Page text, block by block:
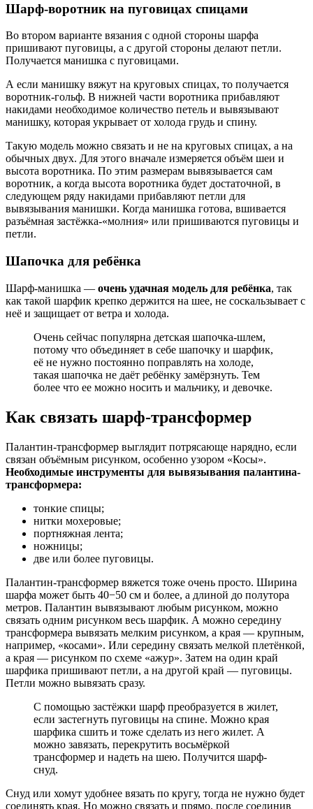
Шарф-воротник на пуговицах спицами
Во втором варианте вязания с одной стороны шарфа
пришивают пуговицы, а с другой стороны делают петли.
Получается манишка с пуговицами.
А если манишку вяжут на круговых спицах, то получается
воротник-гольф. В нижней части воротника прибавляют
накидами необходимое количество петель и вывязывают
манишку, которая укрывает от холода грудь и спину.
Такую модель можно связать и не на круговых спицах, а на
обычных двух. Для этого вначале измеряется объём шеи и
высота воротника. По этим размерам вывязывается сам
воротник, а когда высота воротника будет достаточной, в
следующем ряду накидами прибавляют петли для
вывязывания манишки. Когда манишка готова, вшивается
разъёмная застёжка-«молния» или пришиваются пуговицы и
петли.
Шапочка для ребёнка
Шарф-манишка — очень удачная модель для ребёнка, так
как такой шарфик крепко держится на шее, не соскальзывает с
неё и защищает от ветра и холода.
Очень сейчас популярна детская шапочка-шлем,
потому что объединяет в себе шапочку и шарфик,
её не нужно постоянно поправлять на холоде,
такая шапочка не даёт ребёнку замёрзнуть. Тем
более что ее можно носить и мальчику, и девочке.
Как связать шарф-трансформер
Палантин-трансформер выглядит потрясающе нарядно, если
связан объёмным рисунком, особенно узором «Косы».
Необходимые инструменты для вывязывания палантина-
трансформера:
тонкие спицы;
нитки мохеровые;
портняжная лента;
ножницы;
две или более пуговицы.
Палантин-трансформер вяжется тоже очень просто. Ширина
шарфа может быть 40−50 см и более, а длиной до полутора
метров. Палантин вывязывают любым рисунком, можно
связать одним рисунком весь шарфик. А можно середину
трансформера вывязать мелким рисунком, а края — крупным,
например, «косами». Или середину связать мелкой плетёнкой,
а края — рисунком по схеме «ажур». Затем на один край
шарфика пришивают петли, а на другой край — пуговицы.
Петли можно вывязать сразу.
С помощью застёжки шарф преобразуется в жилет,
если застегнуть пуговицы на спине. Можно края
шарфика сшить и тоже сделать из него жилет. А
можно завязать, перекрутить восьмёркой
трансформер и надеть на шею. Получится шарф-
снуд.
Снуд или хомут удобнее вязать по кругу, тогда не нужно будет
соединять края. Но можно связать и прямо, после соединив